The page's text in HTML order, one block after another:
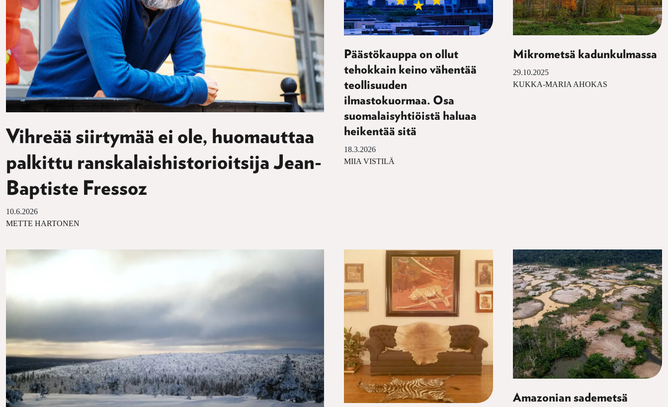
Vihreää siirtymää ei ole, huomauttaa
palkittu ranskalaishistorioitsija Jean-
Baptiste Fressoz
10.6.2026
METTE HARTONEN
Päästökauppa on ollut
tehokkain keino vähentää
teollisuuden
ilmastokuormaa. Osa
suomalaisyhtiöistä haluaa
heikentää sitä
18.3.2026
MIIA VISTILÄ
Mikrometsä kadunkulmassa
29.10.2025
KUKKA-MARIA AHOKAS
Amazonian sademetsä